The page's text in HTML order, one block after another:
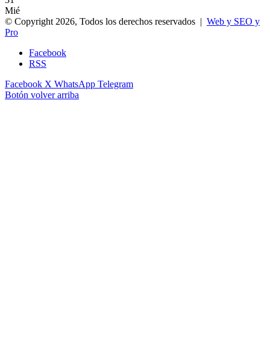
Mié
© Copyright 2026, Todos los derechos reservados | Web y SEO y
Pro
Facebook
RSS
Facebook X WhatsApp Telegram
Botón volver arriba